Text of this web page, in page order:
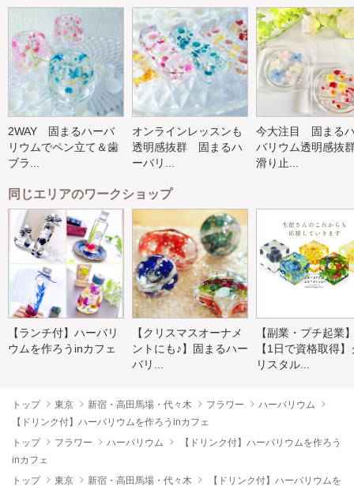
2WAY 固まるハーバ
リウムでペン立て＆歯
ブラ...
オンラインレッスンも
透明感抜群 固まるハ
ーバリ...
今大注目 固まる
バリウム透明感
滑り止...
同じエリアのワークショップ
【ランチ付】ハーバリ
ウムを作ろうinカフェ
【クリスマスオーナメ
ントにも♪】固まるハー
バリ...
【副業・プチ起業
【1日で資格取得】
リスタル...
トップ 東京 新宿・高田馬場・代々木 フラワー
ハーバリウム
【ドリンク付】ハーバリウムを作ろうinカフェ
トップ
フラワー ハーバリウム
【ドリンク付】ハーバリウムを作ろう
inカフェ
トップ
東京 新宿・高田馬場・代々木
【ドリンク付】ハーバリウムを